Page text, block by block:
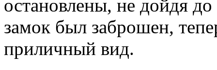
остановлены, не дойдя
замок был заброшен,
приличный вид.